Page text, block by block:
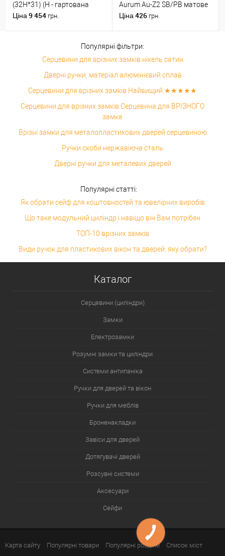
(32H*31) (H - гартована
сторона) хром полірований
Ціна 9 454 грн.
Aurum Au-Z2 SB/PB матове
золото/золото
Ціна 426 грн.
Популярні фільтри:
Серцевини для врізних замків нікель сатин
Дверні ручки, матеріал алюмінієвий сплав
Серцевини для врізних замків Найвищий ★★★★★
Серцевини для врізних замків Серцевина для ВРІЗНОГО
замка
Врізні замки для металопластикових дверей серцевиною
Ручки скоби нержавіюча сталь
Дверні ручки для металевих дверей
Популярні статті:
Як обрати сейф для коштовностей та ювелірних виробів
Що таке модульний циліндр і навіщо він Вам потрібен
ТОП-10 врізних замків
Види ручок для пластикових вікон та дверей: яку обрати?
Каталог
Серцевини (циліндри)
Замки
Електрозамки
Розумні замки та циліндри
Системи антипаніка
Ручки для дверей та вікон
Ручки для меблів
Броненакладки
Завіси для дверей
Дотягувачі дверей
Розсувні системи
Аксесуари
Сейфи
Карта сайту Популярні товари Популярні розділи Список міст